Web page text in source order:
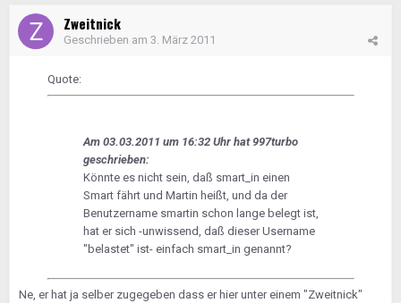
Zweitnick
Geschrieben am 3. März 2011
Quote:
Am 03.03.2011 um 16:32 Uhr hat 997turbo
geschrieben:
Könnte es nicht sein, daß smart_in einen
Smart fährt und Martin heißt, und da der
Benutzername smartin schon lange belegt ist,
hat er sich -unwissend, daß dieser Username
"belastet" ist- einfach smart_in genannt?
Ne, er hat ja selber zugegeben dass er hier unter einem "Zweitnick"